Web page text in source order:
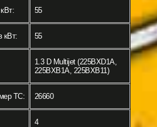
55
кВт: 55
1.3 D Multijet (225BXD1A,
225BXB1A, 225BXB11)
ТС: 26660
4